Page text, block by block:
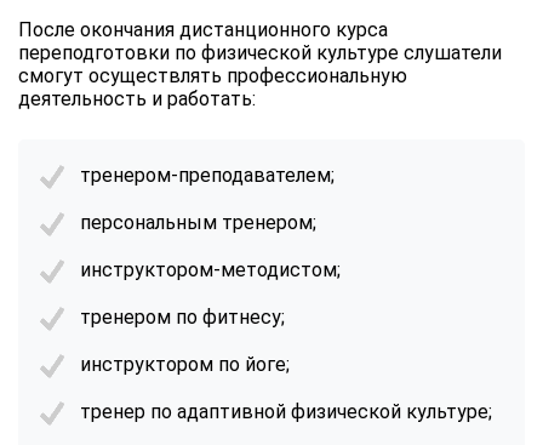
После окончания дистанционного курса
переподготовки по физической культуре слушатели
смогут осуществлять профессиональную
деятельность и работать:
тренером-преподавателем;
персональным тренером;
инструктором-методистом;
тренером по фитнесу;
инструктором по йоге;
тренер по адаптивной физической культуре;